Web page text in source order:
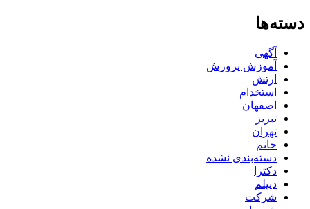
دسته‌ها
آگهی
آموزش پرورش
ارتش
استخدام
اصفهان
تبریز
تهران
خانم
دسته‌بندی نشده
دکترا
دیپلم
شرکت